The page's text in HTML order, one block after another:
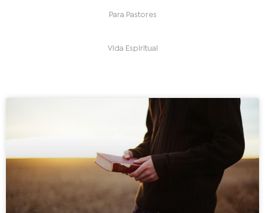
Para Pastores
Vida Espiritual